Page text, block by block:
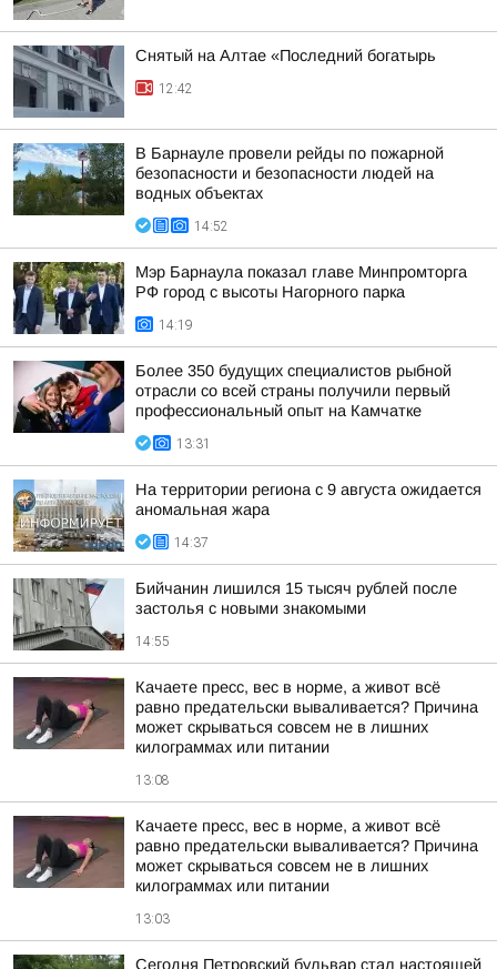
Снятый на Алтае «Последний богатырь
12:42
В Барнауле провели рейды по пожарной
безопасности и безопасности людей на
водных объектах
14:52
Мэр Барнаула показал главе Минпромторга
РФ город с высоты Нагорного парка
14:19
Более 350 будущих специалистов рыбной
отрасли со всей страны получили первый
профессиональный опыт на Камчатке
13:31
На территории региона с 9 августа ожидается
аномальная жара
14:37
Бийчанин лишился 15 тысяч рублей после
застолья с новыми знакомыми
14:55
Качаете пресс, вес в норме, а живот всё
равно предательски вываливается? Причина
может скрываться совсем не в лишних
килограммах или питании
13:08
Качаете пресс, вес в норме, а живот всё
равно предательски вываливается? Причина
может скрываться совсем не в лишних
килограммах или питании
13:03
Сегодня Петровский бульвар стал настоящей